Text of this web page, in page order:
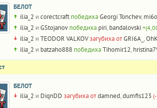
БЕЛОТ
ilia_2 и corectcraft победихаGeorgi Tonchev,
ilia_2 и GStojanov победиха piri, bandalovski
ilia_2 и TEODOR VALKOVзагубиха отGRI6A_ ,
ilia_2 и batzaho888 победихаTihomir12,
БЕЛОТ
ilia_2 и DiqnDD загубиха отdamned,dumfis123